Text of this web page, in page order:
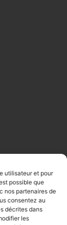
utilisateur et pour
possible que
nos partenaires de
consentez au
décrites dans
les